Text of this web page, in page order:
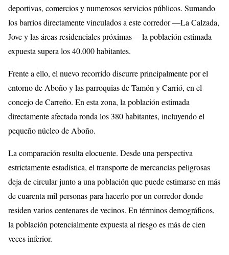
deportivas, comercios y numerosos servicios públicos. Sumando
los barrios directamente vinculados a este corredor —La Calzada,
Jove y las áreas residenciales próximas— la población estimada
expuesta supera los 40.000 habitantes.
Frente a ello, el nuevo recorrido discurre principalmente por el
entorno de Aboño y las parroquias de Tamón y Carrió, en el
concejo de Carreño. En esta zona, la población estimada
directamente afectada ronda los 380 habitantes, incluyendo el
pequeño núcleo de Aboño.
La comparación resulta elocuente. Desde una perspectiva
estrictamente estadística, el transporte de mercancías peligrosas
deja de circular junto a una población que puede estimarse en más
de cuarenta mil personas para hacerlo por un corredor donde
residen varios centenares de vecinos. En términos demográficos,
la población potencialmente expuesta al riesgo es más de cien
veces inferior.